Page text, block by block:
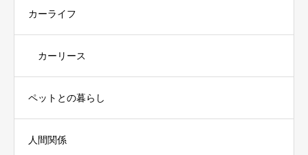
カーライフ
カーリース
ペットとの暮らし
人間関係